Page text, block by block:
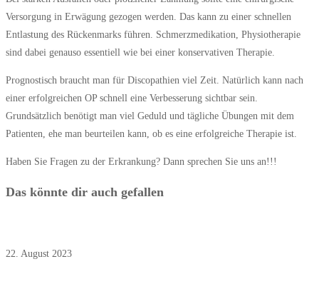
Versorgung in Erwägung gezogen werden. Das kann zu einer schnellen
Entlastung des Rückenmarks führen. Schmerzmedikation, Physiotherapie
sind dabei genauso essentiell wie bei einer konservativen Therapie.
Prognostisch braucht man für Discopathien viel Zeit. Natürlich kann nach
einer erfolgreichen OP schnell eine Verbesserung sichtbar sein.
Grundsätzlich benötigt man viel Geduld und tägliche Übungen mit dem
Patienten, ehe man beurteilen kann, ob es eine erfolgreiche Therapie ist.
Haben Sie Fragen zu der Erkrankung? Dann sprechen Sie uns an!!!
Das könnte dir auch gefallen
22. August 2023